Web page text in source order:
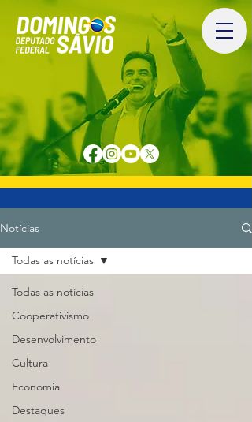
Notícias
Todas as notícias
Cooperativismo
Desenvolvimento
Cultura
Economia
Destaques
Todas as notícias